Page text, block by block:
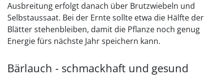
Ausbreitung erfolgt danach über Brutzwiebeln und
Selbstaussaat. Bei der Ernte sollte etwa die Hälfte der
Blätter stehenbleiben, damit die Pflanze noch genug
Energie fürs nächste Jahr speichern kann.
Bärlauch - schmackhaft und gesund